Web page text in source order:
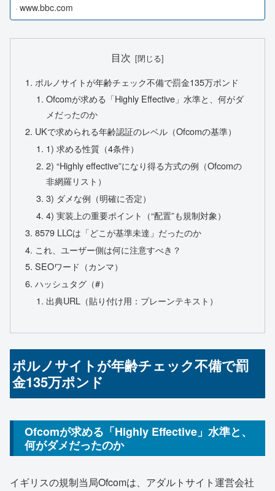
www.bbc.com
目次
ポルノサイトが年齢チェック不備で罰金135万ポンド
Ofcomが求める「Highly Effective」水準と、何がダ
メだったのか
UKで求められる年齢認証のレベル（Ofcomの基準）
1) 求める性質（4条件）
2) “Highly effective”になり得る方式の例（Ofcomの
非網羅リスト）
3) ダメな例（明確に否定）
4) 実装上の重要ポイント（“配置”も規制対象）
8579 LLCは「どこが基準未達」だったのか
これ、ユーザー側は何に注意すべき？
SEOワード（カンマ）
ハッシュタグ（#）
出典URL（貼り付け用：プレーンテキスト）
ポルノサイトが年齢チェック不備で罰
金135万ポンド
Ofcomが求める「Highly Effective」水準と、
何がダメだったのか
イギリスの規制当局Ofcomは、アダルトサイト運営会社